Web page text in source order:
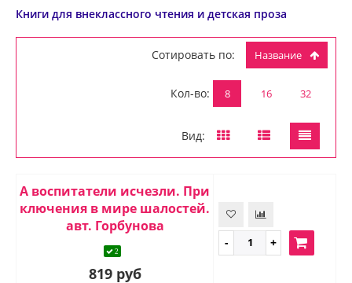
Книги для внеклассного чтения и детская проза
Сотировать по: Название
Кол-во: 8 16 32
Вид:
А воспитатели исчезли. При
ключения в мире шалостей.
авт. Горбунова
2
819 руб